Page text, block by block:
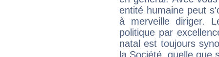
entité humaine peut
à merveille diriger.
politique par
natal est toujours
la Société, quelle que